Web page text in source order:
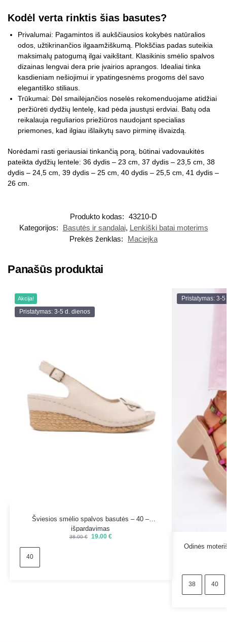
Kodėl verta rinktis šias basutes?
Privalumai: Pagamintos iš aukščiausios kokybės natūralios
odos, užtikrinančios ilgaamžiškumą. Plokščias padas suteikia
maksimalų patogumą ilgai vaikštant. Klasikinis smėlio spalvos
dizainas lengvai dera prie įvairios aprangos. Idealiai tinka
kasdieniam nešiojimui ir ypatingesnėms progoms dėl savo
elegantiško stiliaus.
Trūkumai: Dėl smailėjančios noselės rekomenduojame atidžiai
peržiūrėti dydžių lentelę, kad pėda jaustųsi erdviai. Batų oda
reikalauja reguliarios priežiūros naudojant specialias
priemones, kad ilgiau išlaikytų savo pirminę išvaizdą.
Norėdami rasti geriausiai tinkančią porą, būtinai vadovaukitės
pateikta dydžių lentele: 36 dydis – 23 cm, 37 dydis – 23,5 cm, 38
dydis – 24,5 cm, 39 dydis – 25 cm, 40 dydis – 25,5 cm, 41 dydis –
26 cm.
Produkto kodas: 43210-D
Kategorijos:
Basutės ir sandalai, Lenkiški batai moterims
Prekės ženklas:
Maciejka
Panašūs produktai
Akcija!
Pristatymas: 3-5 d. dienos
Šviesios smėlio spalvos basutės – 40 –
išpardavimas
38.00€ 19.00 €
40
Pristatymas: 3-
Odinės
38 40